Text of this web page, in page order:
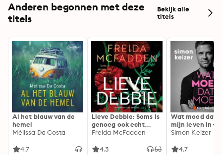
Anderen begonnen met deze
titels
Bekijk alle
titels
Al het blauw van de
hemel
Mélissa Da Costa
4.7
Lieve Debbie: Soms is
genoeg ook echt
genoeg...
Freida McFadden
4.3
Wat moed dat
mijn leven in
Simon Keizer
4.7